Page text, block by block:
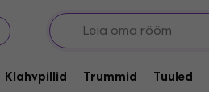
Klahvpillid Trummid Tuuled